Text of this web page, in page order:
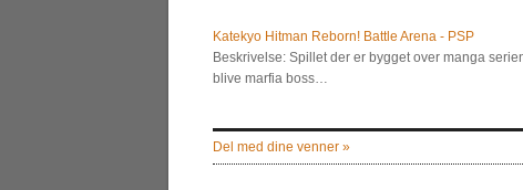
Katekyo Hitman Reborn! Battle Arena - PSP
Beskrivelse: Spillet der er bygget over manga
blive marfia boss…
Del med dine venner »